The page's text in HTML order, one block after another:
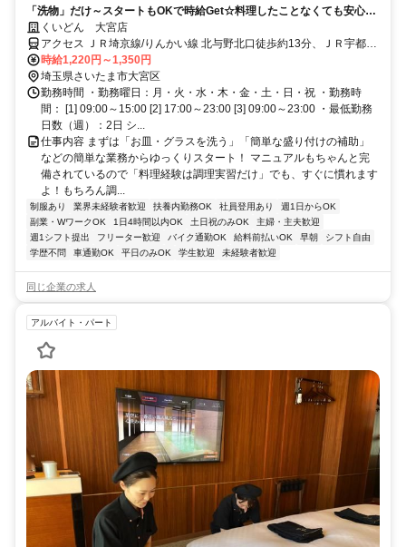
「洗物」だけ～スタートもOKで時給Get☆料理したことなくても安心◎
未経験者大歓迎！
くいどん 大宮店
アクセス ＪＲ埼京線/りんかい線 北与野北口徒歩約13分、ＪＲ宇都宮
線〔東北本線〕・ＪＲ上野東京ライン/ＪＲ高崎線 さいたま新都心西
口徒歩約18分、ＪＲ京浜東北線 さいたま新都心西口徒歩約18分 さい
たま新都心駅歩14分/マイカー通勤OK
時給1,220円～1,350円
埼玉県さいたま市大宮区
勤務時間 ・勤務曜日：月・火・水・木・金・土・日・祝 ・勤務時
間： [1] 09:00～15:00 [2] 17:00～23:00 [3] 09:00～23:00 ・最低勤務
日数（週）：2日 シ...
仕事内容 まずは「お皿・グラスを洗う」「簡単な盛り付けの補助」
などの簡単な業務からゆっくりスタート！ マニュアルもちゃんと完
備されているので「料理経験は調理実習だけ」でも、すぐに慣れます
よ！もちろん調...
制服あり 業界未経験者歓迎 扶養内勤務OK 社員登用あり
週1日からOK
副業・WワークOK
1日4時間以内OK 土日祝のみOK
主婦・主夫歓迎
週1シフト提出
フリーター歓迎 バイク通勤OK 給料前払いOK 早朝
シフト自由
学歴不問
車通勤OK 平日のみOK 学生歓迎 未経験者歓迎
同じ企業の求人
アルバイト・パート